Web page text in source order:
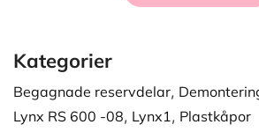
Kategorier
Begagnade reservdelar,
Lynx RS 600 -08, Lynx1, Plastkåpor